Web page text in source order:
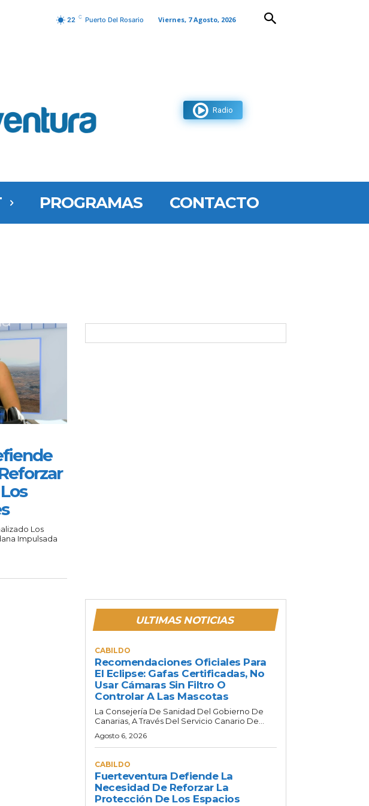
22 C Puerto Del Rosario Viernes, 7 Agosto, 2026
Radio
PROGRAMAS CONTACTO
Los
Impulsada
ULTIMAS NOTICIAS
CABILDO
Recomendaciones Oficiales Para
El Eclipse: Gafas Certificadas, No
Usar Cámaras Sin Filtro O
Controlar A Las Mascotas
La Consejería De Sanidad Del Gobierno De
Canarias, A Través Del Servicio Canario De...
Agosto 6, 2026
CABILDO
Fuerteventura Defiende La
Necesidad De Reforzar La
Protección De Los Espacios